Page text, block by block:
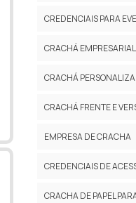
CREDENCIAIS PARA
CRACHÁ EMPRESARIAL
CRACHÁ
CRACHÁ FRENTE E
EMPRESA DE CRACHA
CREDENCIAIS DE
CRACHA DE PAPEL